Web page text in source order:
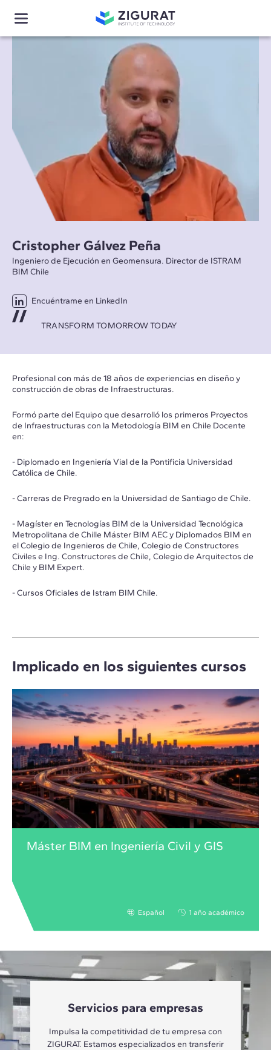
Cristopher Gálvez Peña
Ingeniero de Ejecución en Geomensura. Director de ISTRAM
BIM Chile
Encuéntrame en LinkedIn
TRANSFORM TOMORROW TODAY
Profesional con más de 18 años de experiencias en diseño y
construcción de obras de Infraestructuras.
Formó parte del Equipo que desarrolló los primeros Proyectos
de Infraestructuras con la Metodología BIM en Chile Docente
en:
- Diplomado en Ingeniería Vial de la Pontificia Universidad
Católica de Chile.
- Carreras de Pregrado en la Universidad de Santiago de Chile.
- Magíster en Tecnologías BIM de la Universidad Tecnológica
Metropolitana de Chille Máster BIM AEC y Diplomados BIM en
el Colegio de Ingenieros de Chile, Colegio de Constructores
Civiles e Ing. Constructores de Chile, Colegio de Arquitectos de
Chile y BIM Expert.
- Cursos Oficiales de Istram BIM Chile.
Implicado en los siguientes cursos
Máster BIM en Ingeniería Civil y GIS
Español 1 año académico
Servicios para empresas
Impulsa la competitividad de tu empresa con
ZIGURAT. Estamos especializados en transferir